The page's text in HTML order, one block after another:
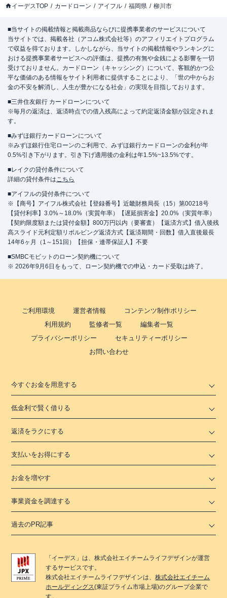
イーデスTOP カードローン アイフル 福岡県 柳川市
■当サイトの掲載情報と掲載商品ならびに提携事業者のサービスについて
当サイトでは、掲載各社（アコム株式会社等）のアフィリエイトプログラム
で収益を得ております。しかしながら、当サイトの掲載情報やランキングに
おける提携事業者サービスへの評価は、提携の有無や金銭による影響を一切
受けておりません。カードローン（キャッシング）について、客観的かつ公
平な価値のある情報をサイト利用者に提供することにより、「世の中からお
金の不安を解消し、人生が豊かになる社会」の実現を目指しております。
■三井住友銀行 カードローンについて
※毎月の返済は、返済時点での借入残高によって約定返済金額が設定されま
す。
■みずほ銀行カードローンについて
※みずほ銀行住宅ローンのご利用で、みずほ銀行カードローンの金利が年
0.5%引き下がります。引き下げ適用後の金利は年1.5%~13.5%です。
■レイクの貸付条件について
詳細の貸付条件はこちら
■アイフルの貸付条件について
※【商号】アイフル株式会社【登録番号】近畿財務局長（15）第00218号
【貸付利率】3.0%～18.0%（実質年率）【遅延損害金】20.0%（実質年率）
【契約限度額または貸付金額】800万円以内（要審査）【返済方式】借入後残
高スライド元利定額リボルビング返済方式【返済期間・回数】借入直後最長
14年6ヶ月（1～151回）【担保・連帯保証人】不要
■SMBCモビットのローン契約機について
※ 2026年9月6日をもって、ローン契約機での申込・カード受取は終了。
ご利用環境 運営者情報
コンテンツ制作ポリシー
利用規約
監修者一覧
編集者一覧
プライバシーポリシー
セキュリティーポリシー
お問い合わせ
今すぐお金を用意する
低金利で賢く借りる
返済をラクにする
支払いをお得にする
お金を増やす
事業資金を調達する
過去のPR記事
「 イーデス 」は、株式会社エイチームライフデザインが運営
するサービスです。
株式会社エイチームライフデザインは、株式会社エイチーム
ホールディングス(東証プライム市場上場)のグループ企業で
す。